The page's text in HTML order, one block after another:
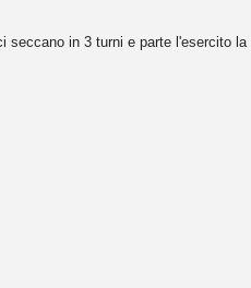
in 3 turni e parte l'esercito